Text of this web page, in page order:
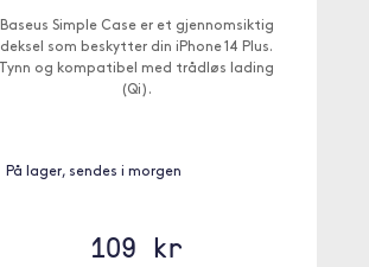
Baseus Simple Case er et gjennomsiktig
deksel som beskytter din iPhone 14 Plus.
Tynn og kompatibel med trådløs lading
(Qi).
På lager, sendes i morgen
109 kr